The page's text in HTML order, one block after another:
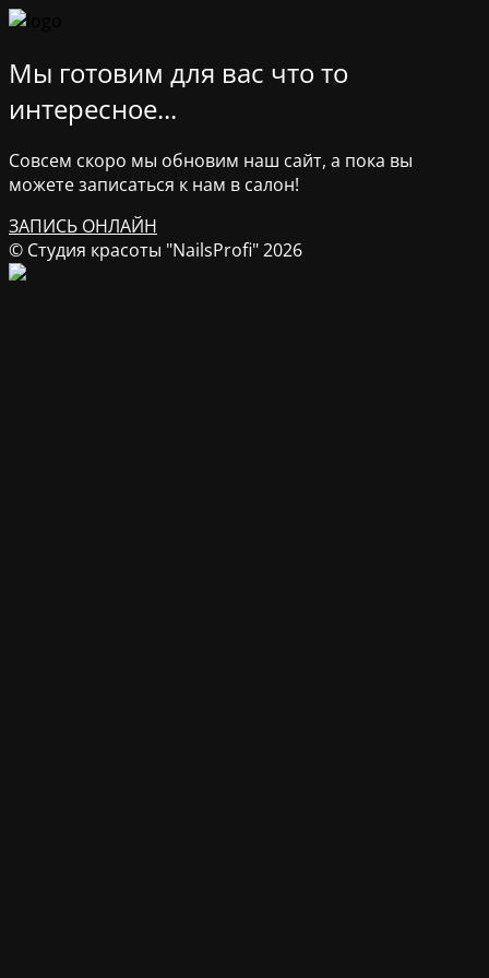
Мы готовим для вас что то
интересное...
Совсем скоро мы обновим наш сайт, а пока вы
можете записаться к нам в салон!
ЗАПИСЬ ОНЛАЙН
© Студия красоты "NailsProfi" 2026